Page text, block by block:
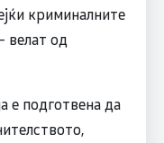
криминалните
велат од
е подготвена да